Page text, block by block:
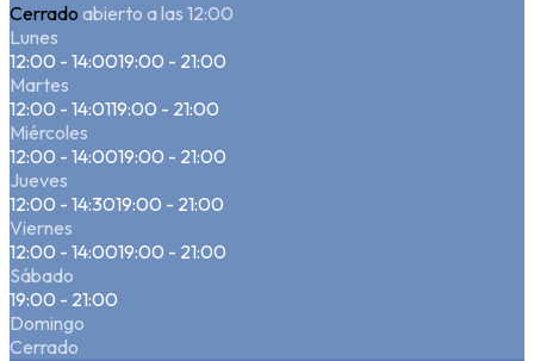
Cerrado abierto a las 12:00
Lunes
12:00 - 14:0019:00 - 21:00
Martes
12:00 - 14:0119:00 - 21:00
Miércoles
12:00 - 14:0019:00 - 21:00
Jueves
12:00 - 14:3019:00 - 21:00
Viernes
12:00 - 14:0019:00 - 21:00
Sábado
19:00 - 21:00
Domingo
Cerrado